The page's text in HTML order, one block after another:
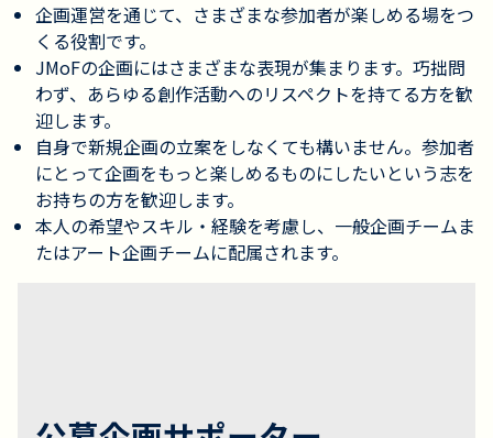
企画運営を通じて、さまざまな参加者が楽しめる場をつ
くる役割です。
JMoFの企画にはさまざまな表現が集まります。巧拙問
わず、あらゆる創作活動へのリスペクトを持てる方を歓
迎します。
自身で新規企画の立案をしなくても構いません。参加者
にとって企画をもっと楽しめるものにしたいという志を
お持ちの方を歓迎します。
本人の希望やスキル・経験を考慮し、一般企画チームま
たはアート企画チームに配属されます。